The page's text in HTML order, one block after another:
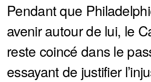
Pendant que
avenir autour de lui, le
reste coincé dans le
essayant de justifier